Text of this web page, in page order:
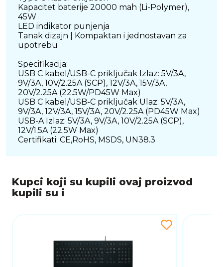
Kapacitet baterije 20000 mah (Li-Polymer),
45W
LED indikator punjenja
Tanak dizajn | Kompaktan i jednostavan za
upotrebu
Specifikacija:
USB C kabel/USB-C priključak Izlaz: 5V/3A,
9V/3A, 10V/2.25A (SCP), 12V/3A, 15V/3A,
20V/2.25A (22.5W/PD45W Max)
USB C kabel/USB-C priključak Ulaz: 5V/3A,
9V/3A, 12V/3A, 15V/3A, 20V/2.25A (PD45W Max)
USB-A Izlaz: 5V/3A, 9V/3A, 10V/2.25A (SCP),
12V/1.5A (22.5W Max)
Certifikati: CE,RoHS, MSDS, UN38.3
Kupci koji su kupili ovaj proizvod
kupili su i